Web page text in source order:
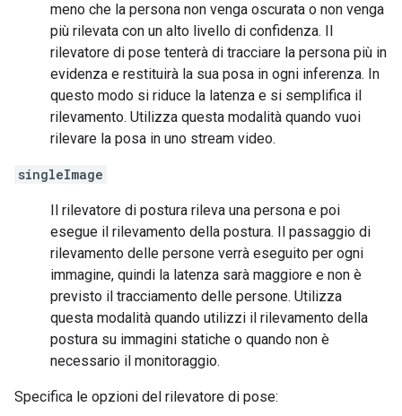
meno che la persona non venga oscurata o non venga
più rilevata con un alto livello di confidenza. Il
rilevatore di pose tenterà di tracciare la persona più in
evidenza e restituirà la sua posa in ogni inferenza. In
questo modo si riduce la latenza e si semplifica il
rilevamento. Utilizza questa modalità quando vuoi
rilevare la posa in uno stream video.
singleImage
Il rilevatore di postura rileva una persona e poi
esegue il rilevamento della postura. Il passaggio di
rilevamento delle persone verrà eseguito per ogni
immagine, quindi la latenza sarà maggiore e non è
previsto il tracciamento delle persone. Utilizza
questa modalità quando utilizzi il rilevamento della
postura su immagini statiche o quando non è
necessario il monitoraggio.
Specifica le opzioni del rilevatore di pose: